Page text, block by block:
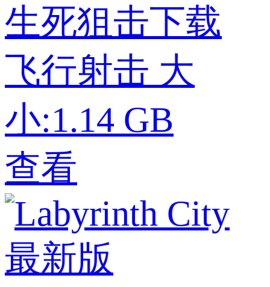
生死狙击下载
飞行射击 大
小:1.14 GB
查看